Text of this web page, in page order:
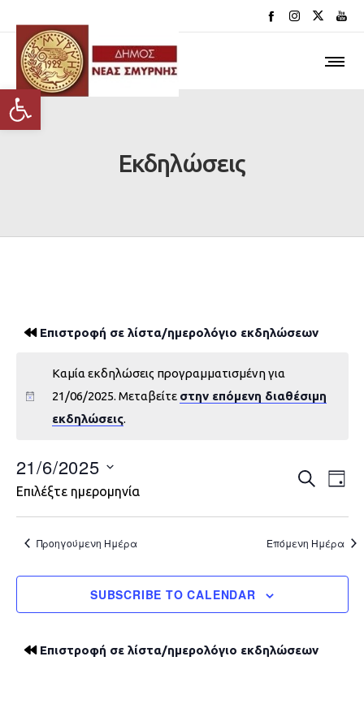
Ανοίξτε τη γραμμή εργαλείων
Εκδηλώσεις
Επιστροφή σε λίστα/ημερολόγιο εκδηλώσεων
Καμία εκδηλώσεις προγραμματισμένη για
21/06/2025. Μεταβείτε στην επόμενη διαθέσιμη
εκδηλώσεις.
Search
and
Views
DAY
21/6/2025
Επιλέξτε ημερομηνία
Προηγούμενη Ημέρα Επόμενη Ημέρα
SUBSCRIBE TO CALENDAR
Επιστροφή σε λίστα/ημερολόγιο εκδηλώσεων